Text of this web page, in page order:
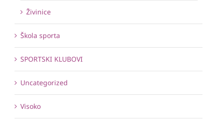
Živinice
Škola sporta
SPORTSKI KLUBOVI
Uncategorized
Visoko